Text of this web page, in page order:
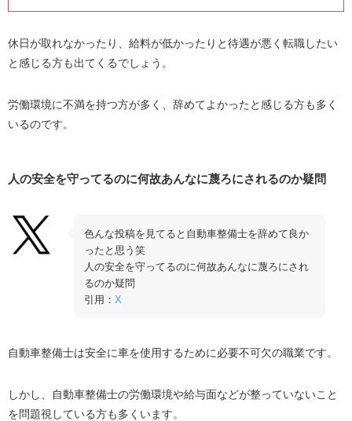
休日が取れなかったり、給料が低かったりと待遇が悪く転職したい
と感じる方も出てくるでしょう。
労働環境に不満を持つ方が多く、辞めてよかったと感じる方も多く
いるのです。
人の安全を守ってるのに何故あんなに蔑ろにされるのか疑問
色んな投稿を見てると自動車整備士を辞めて良か
ったと思う笑
人の安全を守ってるのに何故あんなに蔑ろにされ
るのか疑問
引用：X
自動車整備士は安全に車を使用するために必要不可欠の職業です。
しかし、自動車整備士の労働環境や給与面などが整っていないこと
を問題視している方も多くいます。